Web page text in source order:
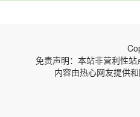
免责声明：本站非营利性站
内容由热心网友提供